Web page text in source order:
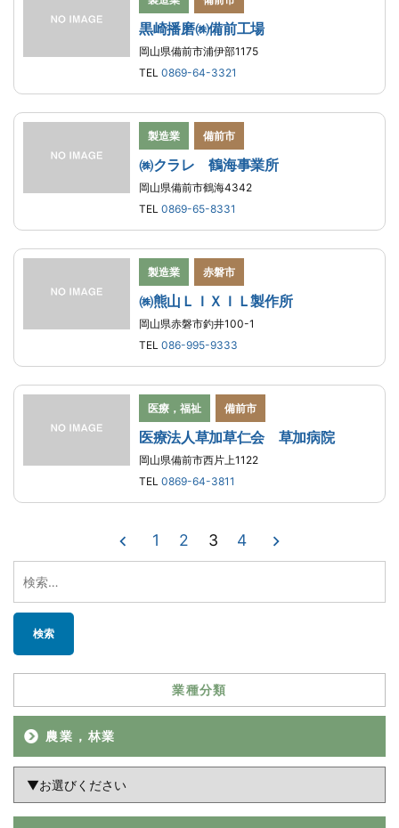
黒崎播磨㈱備前工場
岡山県備前市浦伊部1175
TEL 0869-64-3321
製造業 備前市
㈱クラレ 鶴海事業所
岡山県備前市鶴海4342
TEL 0869-65-8331
製造業 赤磐市
㈱熊山ＬＩＸＩＬ製作所
岡山県赤磐市釣井100-1
TEL 086-995-9333
医療，福祉 備前市
医療法人草加草仁会 草加病院
岡山県備前市西片上1122
TEL 0869-64-3811
稿
ナ
ビ
ゲ
ー
シ
ョ
1 2 3 4
索:
業種分類
農業，林業